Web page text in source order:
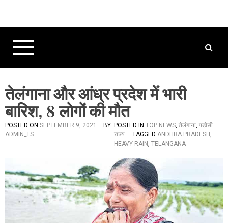
t
तेलंगाना और आंध्र प्रदेश में भारी
बारिश, 8 लोगों की मौत
POSTED ON SEPTEMBER 9, 2021
BY
ADMIN_TS
POSTED IN TOP NEWS, तेलंगाना, पड़ोसी
राज्य
TAGGED ANDHRA PRADESH,
HEAVY RAIN, TELANGANA